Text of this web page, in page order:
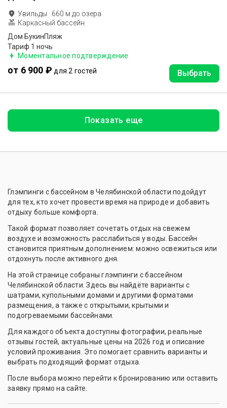
Увильды · 660 м до озера
Каркасный бассейн
Дом БукинПляж
Тариф 1 ночь
Моментальное подтверждение
от 6 900 ₽ для 2 гостей Выбрать
Показать еще
Глэмпинги с бассейном в Челябинской области подойдут
для тех, кто хочет провести время на природе и добавить
отдыху больше комфорта.
Такой формат позволяет сочетать отдых на свежем
воздухе и возможность расслабиться у воды. Бассейн
становится приятным дополнением: можно освежиться или
отдохнуть после активного дня.
На этой странице собраны глэмпинги с бассейном
Челябинской области. Здесь вы найдёте варианты с
шатрами, купольными домами и другими форматами
размещения, а также с открытыми, крытыми и
подогреваемыми бассейнами.
Для каждого объекта доступны фотографии, реальные
отзывы гостей, актуальные цены на 2026 год и описание
условий проживания. Это помогает сравнить варианты и
выбрать подходящий формат отдыха.
После выбора можно перейти к бронированию или оставить
заявку прямо на сайте.